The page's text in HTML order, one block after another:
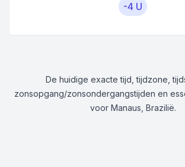
-4 U
De huidige exacte tijd, tijdzone,
zonsopgang/zonsondergangstijden en
voor Manaus, Brazilië.